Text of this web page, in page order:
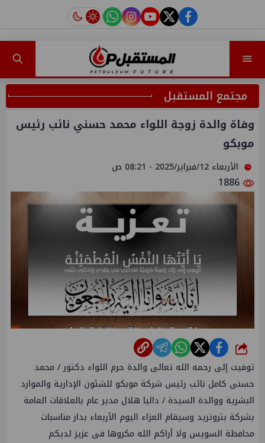
facebook
twitter
youtube
instagram
tiktok
مجتمع المستقبل
وفاة والدة زوجة اللواء محمد حسني نائب رئيس
موبكو
الأربعاء 12/فبراير/2025 - 08:21 ص
شارك
توفيت إلى رحمه الله تعالى والدة حرم اللواء دكتور / محمد
حسنى كامل نائب رئيس شركة موبكو للشئون الإدارية والموارد
البشرية ووالدة السيدة / داليا هلال مدير عام بالعلاقات العامة
بشركة بتروتريد وسيقام العزاء اليوم الأربعاء بدار مناسبات
محافظة السويس ولا أراكم الله مكروها فى عزيز لديكم